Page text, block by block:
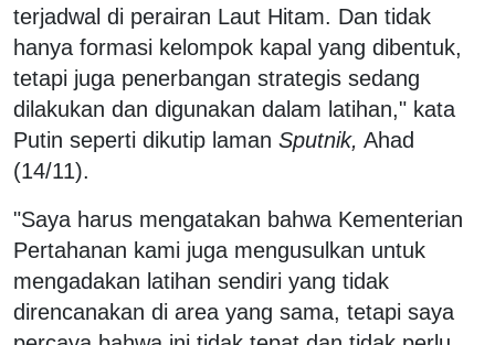
terjadwal di perairan Laut Hitam. Dan tidak
hanya formasi kelompok kapal yang dibentuk,
tetapi juga penerbangan strategis sedang
dilakukan dan digunakan dalam latihan," kata
Putin seperti dikutip laman Sputnik, Ahad
(14/11).
"Saya harus mengatakan bahwa Kementerian
Pertahanan kami juga mengusulkan untuk
mengadakan latihan sendiri yang tidak
direncanakan di area yang sama, tetapi saya